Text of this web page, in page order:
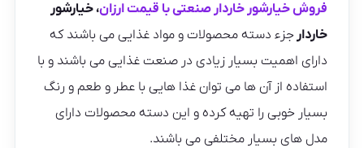
فروش خیارشور خاردار صنعتی با قیمت ارزان، خیارشور
خاردارجزء دسته محصولات و مواد غذایی می باشند که
دارای اهمیت بسیار زیادی در صنعت غذایی می باشند و با
استفاده از آن ها می توان غذا هایی با عطر و طعم و رنگ
بسیار خوبی را تهیه کرده و این دسته محصولات دارای
مدل های بسیار مختلفی می باشند.